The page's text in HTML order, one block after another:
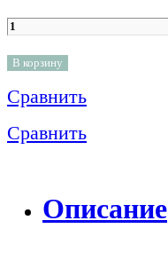
В корзину
Сравнить
Сравнить
Описание